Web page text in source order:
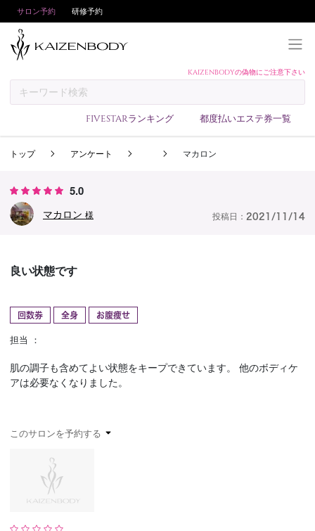
サロン予約 研修予約
KAIZENBODYの偽物にご注意下さい
FIVESTARランキング 都度払いエステ券一覧
予約方法
サロンランキング
お問い合わせ
トップ アンケート マカロン
5.0
マカロン 様 投稿日： 2021/11/14
良い状態です
回数券 全身 お腹痩せ
担当 ：
肌の調子も含めてよい状態をキープできています。 他のボディケ
アは必要なくなりました。
このサロンを予約する